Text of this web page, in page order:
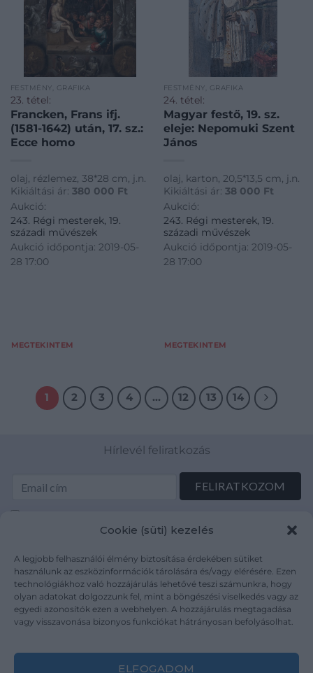
Cookie (süti) kezelés
A legjobb felhasználói élmény biztosítása érdekében sütiket
használunk az eszközinformációk tárolására és/vagy elérésére. Ezen
technológiákhoz való hozzájárulás lehetővé teszi számunkra, hogy
olyan adatokat dolgozzunk fel, mint a böngészési viselkedés vagy az
egyedi azonosítók ezen a webhelyen. A hozzájárulás megtagadása
vagy visszavonása bizonyos funkciókat hátrányosan befolyásolhat.
ELFOGADOM
FESTMÉNY, GRAFIKA
23. tétel:
Francken, Frans ifj.
(1581-1642) után, 17. sz.:
Ecce homo
olaj, rézlemez, 38*28 cm, j.n.
Kikiáltási ár: 380 000 Ft
Aukció:
243. Régi mesterek, 19.
századi művészek
Aukció időpontja: 2019-05-
28 17:00
MEGTEKINTEM
FESTMÉNY, GRAFIKA
24. tétel:
Magyar festő, 19. sz.
eleje: Nepomuki Szent
János
olaj, karton, 20,5*13,5 cm, j.n.
Kikiáltási ár: 38 000 Ft
Aukció:
243. Régi mesterek, 19.
századi művészek
Aukció időpontja: 2019-05-
28 17:00
MEGTEKINTEM
1 2 3 4 … 12 13 14
Hírlevél feliratkozás
mutargy.com/adatkezelesi-tajekoztato/
Rólunk
Médiaajánlat
Karrier
Kapcsolat
Áraink
ÁSZF
Adatvédelem
Impresszum
Kövesse a műtárgy.com-ot